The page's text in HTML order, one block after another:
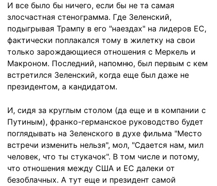
И все было бы ничего, если бы не та самая
злосчастная стенограмма. Где Зеленский,
подыгрывая Трампу в его "наездах" на лидеров ЕС,
фактически поплакался тому в жилетку на свои
только зарождающиеся отношения с Меркель и
Макроном. Последний, напомню, был первым с кем
встретился Зеленский, когда еще был даже не
президентом, а кандидатом.
И, сидя за круглым столом (да еще и в компании с
Путиным), франко-германское руководство будет
поглядывать на Зеленского в духе фильма "Место
встречи изменить нельзя", мол, "Сдается нам, мил
человек, что ты стукачок". В том числе и потому,
что отношения между США и ЕС далеки от
безоблачных. А тут еще и президент самой